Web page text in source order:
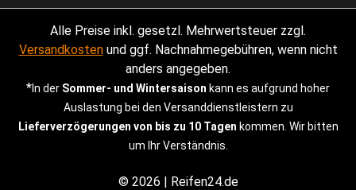
Alle Preise inkl. gesetzl. Mehrwertsteuer zzgl.
Versandkostenund ggf. Nachnahmegebühren, wenn nicht
anders angegeben.
*In der Sommer- und Wintersaison kann es aufgrund hoher
Auslastung bei den Versanddienstleistern zu
Lieferverzögerungen von bis zu 10 Tagen kommen. Wir bitten
um Ihr Verständnis.
© 2026 | Reifen24.de